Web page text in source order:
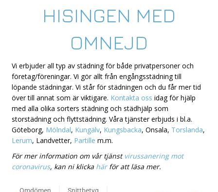
HISINGEN MED
OMNEJD
Vi erbjuder all typ av städning för både privatpersoner och
företag/föreningar. Vi gör allt från engångsstädning till
löpande städningar. Vi står för städningen och du får mer tid
över till annat som är viktigare. Kontakta oss idag för hjälp
med alla olika sorters städning och städhjälp som
storstädning och flyttstädning. Våra tjänster erbjuds i bl.a.
Göteborg, Mölndal, Kungälv, Kungsbacka, Onsala, Torslanda,
Lerum, Landvetter, Partille m.m.
För mer information om vår tjänst virussanering mot
coronavirus, kan ni klicka härför att läsa mer.